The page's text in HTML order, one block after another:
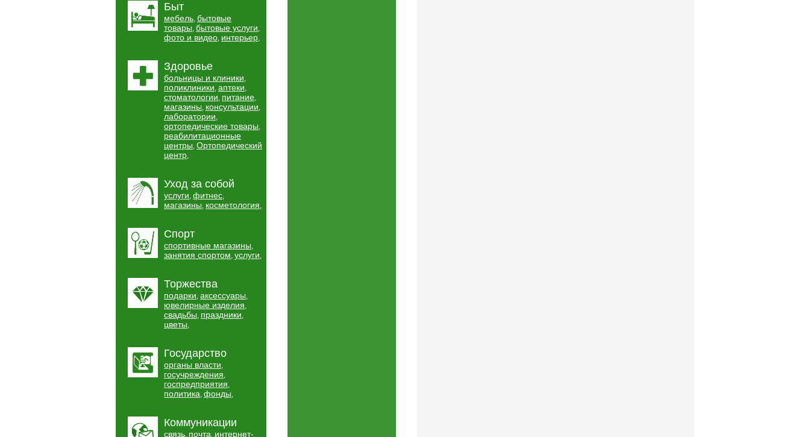
Быт
мебель, бытовые
товары, бытовые услуги,
фото и видео, интерьер,
Здоровье
больницы и клиники,
поликлиники, аптеки,
стоматологии, питание,
магазины, консультации,
лаборатории,
ортопедические товары,
реабилитационные
центры, Ортопедический
центр,
Уход за собой
услуги, фитнес,
магазины, косметология,
Спорт
спортивные магазины,
занятия спортом, услуги,
Торжества
подарки, аксессуары,
ювелирные изделия,
свадьбы, праздники,
цветы,
Государство
органы власти,
госучреждения,
госпредприятия,
политика, фонды,
Коммуникации
связь, почта, интернет-